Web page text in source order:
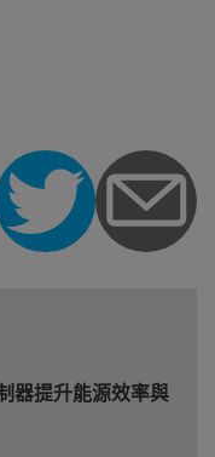
器提升能源效率與